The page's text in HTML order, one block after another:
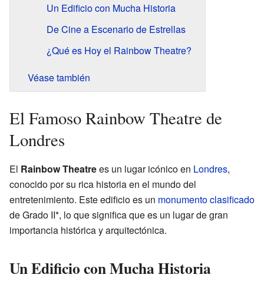
Un Edificio con Mucha Historia
De Cine a Escenario de Estrellas
¿Qué es Hoy el Rainbow Theatre?
Véase también
El Famoso Rainbow Theatre de
Londres
El Rainbow Theatrees un lugar icónico en Londres,
conocido por su rica historia en el mundo del
entretenimiento. Este edificio es un monumento clasificado
de Grado II*, lo que significa que es un lugar de gran
importancia histórica y arquitectónica.
Un Edificio con Mucha Historia